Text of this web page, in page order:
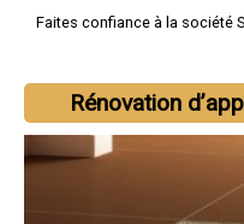
Faites confiance à la société
Rénovation